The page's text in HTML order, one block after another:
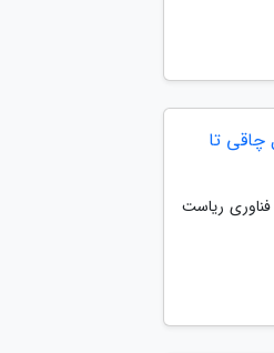
چاقی تا
ریاست